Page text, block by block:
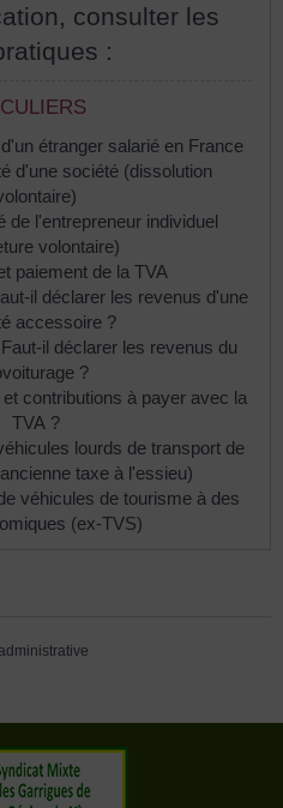
consulter les
:
étranger salarié en France
d'une société (dissolution
de l'entrepreneur individuel
volontaire)
paiement de la TVA
il déclarer les revenus d'une
accessoire ?
il déclarer les revenus du
?
contributions à payer avec la
TVA ?
lourds de transport de
taxe à l'essieu)
véhicules de tourisme à des
(ex-TVS)